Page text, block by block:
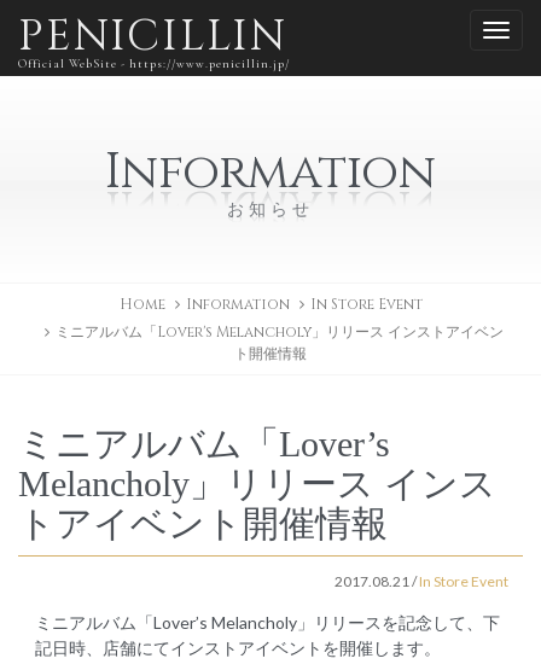
PENICILLIN
Official WebSite - https://www.penicillin.jp/
Information
お知らせ
Home Information
In Store Event
ミニアルバム「Lover's Melancholy」リリース インストアイベン
ト開催情報
ミニアルバム「Lover’s
Melancholy」リリース インス
トアイベント開催情報
2017.08.21/In Store Event
ミニアルバム「Lover’s Melancholy」リリースを記念して、下
記日時、店舗にてインストアイベントを開催します。